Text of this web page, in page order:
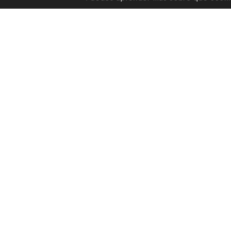
Yurrita